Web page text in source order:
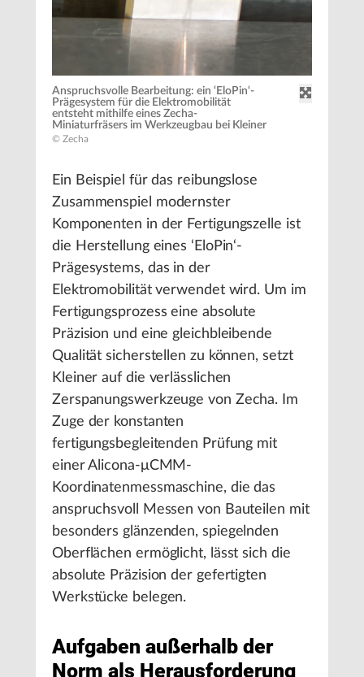
Anspruchsvolle Bearbeitung: ein ‘EloPin‘-
Prägesystem für die Elektromobilität
entsteht mithilfe eines Zecha-
Miniaturfräsers im Werkzeugbau bei Kleiner
© Zecha
Ein Beispiel für das reibungslose
Zusammenspiel modernster
Komponenten in der Fertigungszelle ist
die Herstellung eines ‘EloPin‘-
Prägesystems, das in der
Elektromobilität verwendet wird. Um im
Fertigungsprozess eine absolute
Präzision und eine gleichbleibende
Qualität sicherstellen zu können, setzt
Kleiner auf die verlässlichen
Zerspanungswerkzeuge von Zecha. Im
Zuge der konstanten
fertigungsbegleitenden Prüfung mit
einer Alicona-μCMM-
Koordinatenmessmaschine, die das
anspruchsvoll Messen von Bauteilen mit
besonders glänzenden, spiegelnden
Oberflächen ermöglicht, lässt sich die
absolute Präzision der gefertigten
Werkstücke belegen.
Aufgaben außerhalb der
Norm als Herausforderung